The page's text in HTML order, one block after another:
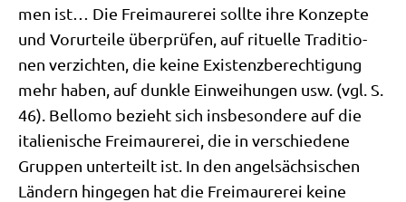
men ist… Die Frei­mau­re­rei soll­te ihre Kon­zep­te
und Vor­ur­tei­le über­prü­fen, auf ritu­el­le Tra­di­tio­
nen ver­zich­ten, die kei­ne Exi­stenz­be­rech­ti­gung
mehr haben, auf dunk­le Ein­wei­hun­gen usw. (vgl. S.
46). Bel­lo­mo bezieht sich ins­be­son­de­re auf die
ita­lie­ni­sche Frei­mau­re­rei, die in ver­schie­de­ne
Grup­pen unter­teilt ist. In den angel­säch­si­schen
Län­dern hin­ge­gen hat die Frei­mau­re­rei kei­ne